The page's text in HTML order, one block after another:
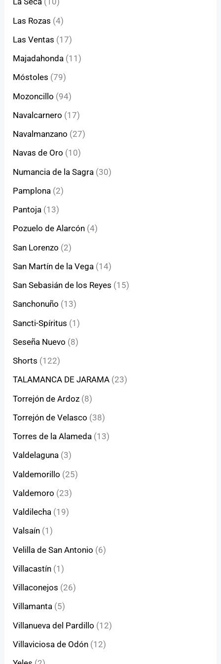
Las Rozas (4)
Las Ventas (17)
Majadahonda (11)
Móstoles (79)
Mozoncillo (94)
Navalcarnero (17)
Navalmanzano (27)
Navas de Oro (10)
Numancia de la Sagra (30)
Pamplona (2)
Pantoja (13)
Pozuelo de Alarcón (4)
San Lorenzo (2)
San Martín de la Vega (14)
San Sebasián de los Reyes (15)
Sanchonuño (13)
Sancti-Spíritus (1)
Seseña Nuevo (8)
Shorts (122)
TALAMANCA DE JARAMA (23)
Torrejón de Ardoz (8)
Torrejón de Velasco (38)
Torres de la Alameda (13)
Valdelaguna (3)
Valdemorillo (25)
Valdemoro (23)
Valdilecha (19)
Valsaín (1)
Velilla de San Antonio (6)
Villacastín (1)
Villaconejos (26)
Villamanta (5)
Villanueva del Pardillo (12)
Villaviciosa de Odón (12)